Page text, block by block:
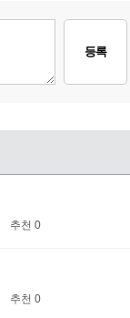
등록
추천 0
추천 0